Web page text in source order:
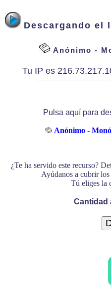
Descargando
Anónimo -
Tu IP es
Pulsa aquí para
Anónimo -
¿Te ha servido este recurso?
Ayúdanos a cubrir
Tú eliges la
Cantidad